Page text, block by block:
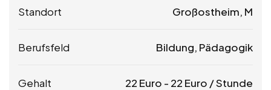
Standort Großostheim, M
Berufsfeld Bildung, Pädagogik
Gehalt 22 Euro - 22 Euro / Stunde